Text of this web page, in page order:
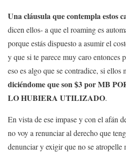
Una cláusula que contempla estos
dicen ellos- a que el roaming es
porque estás dispuesto a asumir el
y que si te parece muy caro entonces
eso es algo que se contradice, si ellos
diciéndome que son $3 por MB
LO HUBIERA UTILIZADO.
En vista de ese impase y con el afán
no voy a renunciar al derecho que
denunciar y exigir que no se atropelle